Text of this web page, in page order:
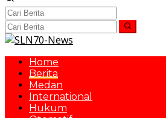
Home
Berita
Medan
International
Hukum